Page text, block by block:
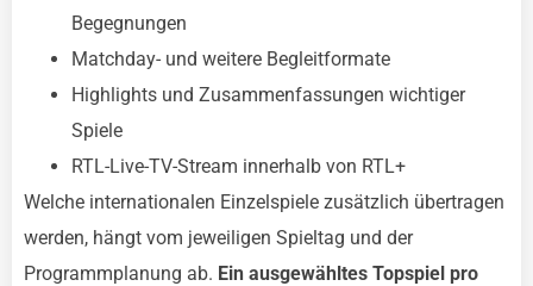
Begegnungen
Matchday- und weitere Begleitformate
Highlights und Zusammenfassungen wichtiger
Spiele
RTL-Live-TV-Stream innerhalb von RTL+
Welche internationalen Einzelspiele zusätzlich übertragen
werden, hängt vom jeweiligen Spieltag und der
Programmplanung ab. Ein ausgewähltes Topspiel pro